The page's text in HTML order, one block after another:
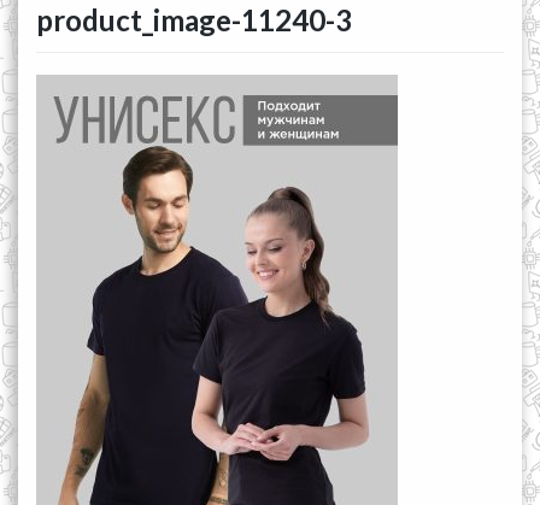
product_image-11240-3